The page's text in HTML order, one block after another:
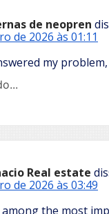
de neopren
de 2026 às 01:11
my
Real estate
de 2026 às 03:49
the most